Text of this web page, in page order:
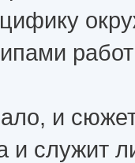
и
и служит